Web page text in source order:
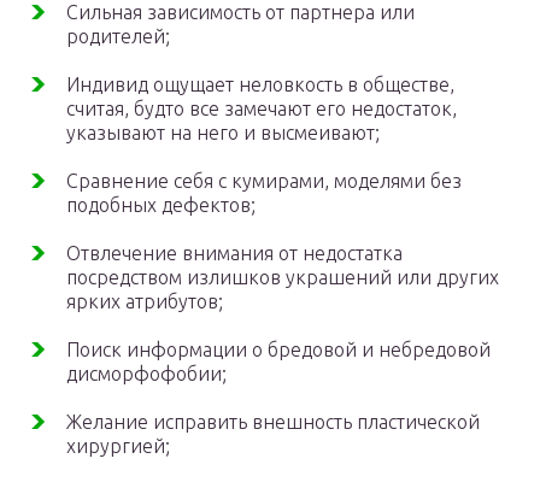
Сильная зависимость от партнера или
родителей;
Индивид ощущает неловкость в обществе,
считая, будто все замечают его недостаток,
указывают на него и высмеивают;
Сравнение себя с кумирами, моделями без
подобных дефектов;
Отвлечение внимания от недостатка
посредством излишков украшений или других
ярких атрибутов;
Поиск информации о бредовой и небредовой
дисморфофобии;
Желание исправить внешность пластической
хирургией;